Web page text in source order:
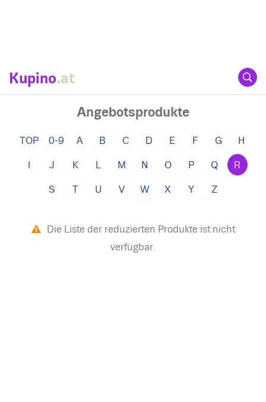
Kupino.at
Angebotsprodukte
TOP 0-9 A B C D E F G H
I J K L M N O P Q R
S T U V W X Y Z
Die Liste der reduzierten Produkte ist nicht
verfügbar.